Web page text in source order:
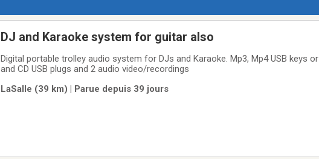
DJ and Karaoke system for guitar also
Digital portable trolley audio system for DJs and Karaoke. Mp3, Mp4 USB keys
and CD USB plugs and 2 audio video/recordings
LaSalle (39 km) | Parue depuis 39 jours